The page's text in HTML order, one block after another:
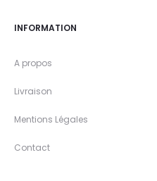
INFORMATION
A propos
Livraison
Mentions Légales
Contact